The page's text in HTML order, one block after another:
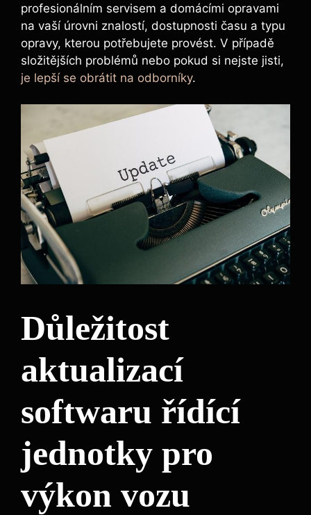
profesionálním servisem a domácími opravami
na vaší úrovni znalostí, dostupnosti času a typu
opravy, kterou potřebujete provést. V případě
složitějších problémů nebo pokud si nejste jisti,
je lepší se obrátit na odborníky.
Důležitost
aktualizací
softwaru řídící
jednotky pro
výkon vozu